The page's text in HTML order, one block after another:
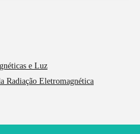
e Luz
Radiação Eletromagnética